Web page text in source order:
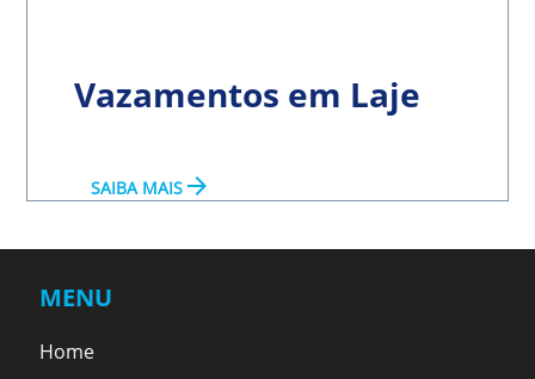
Vazamentos em Laje
SAIBA MAISarrow_forward
MENU
Home